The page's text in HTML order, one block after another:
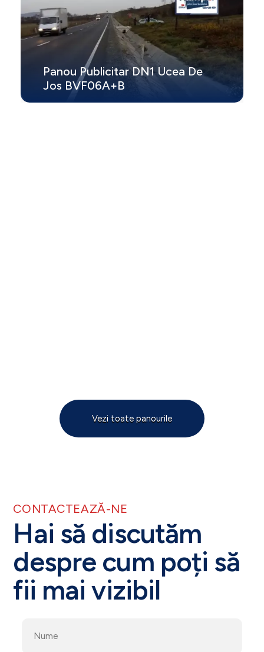
Panou Publicitar DN1 Ucea De
Jos BVF06A+B
Vezi toate panourile
CONTACTEAZĂ-NE
Hai să discutăm
despre cum poți să
fii mai vizibil